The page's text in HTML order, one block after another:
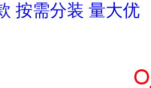
按需分装 量大优